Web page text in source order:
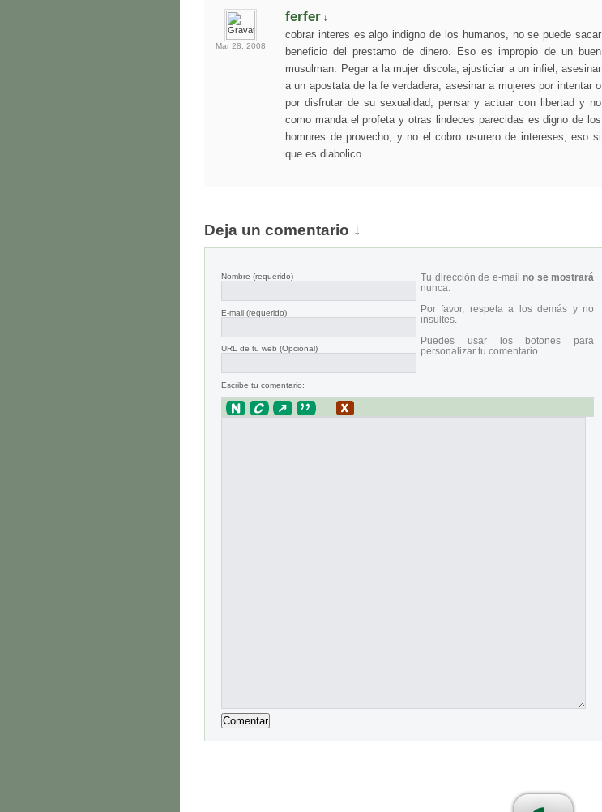
Mar 28, 2008
ferfer ↓
cobrar interes es algo indigno de los humanos, no se puede sacar
beneficio del prestamo de dinero. Eso es impropio de un buen
musulman. Pegar a la mujer discola, ajusticiar a un infiel, asesinar
a un apostata de la fe verdadera, asesinar a mujeres por intentar o
por disfrutar de su sexualidad, pensar y actuar con libertad y no
como manda el profeta y otras lindeces parecidas es digno de los
homnres de provecho, y no el cobro usurero de intereses, eso si
que es diabolico
Deja un comentario ↓
Nombre (requerido)
E-mail (requerido)
URL de tu web (Opcional)
Tu dirección de e-mail no se mostrará
nunca.
Por favor, respeta a los demás y no
insultes.
Puedes usar los botones para
personalizar tu comentario.
Escribe tu comentario: